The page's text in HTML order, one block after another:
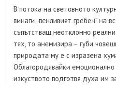
В потока на световното
винаги „пенливият гребен“ на
съпътстващ неотклонно
тях, то анемизира – губи
природата му е с изразена
Облагородявайки
изкуството подготвя духа им